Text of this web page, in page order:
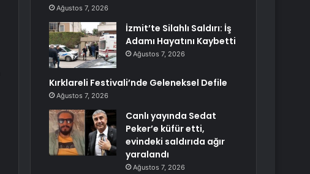
Ağustos 7, 2026
İzmit’te Silahlı Saldırı: İş
Adamı Hayatını Kaybetti
Ağustos 7, 2026
Kırklareli Festivali’nde Geleneksel Defile
Ağustos 7, 2026
Canlı yayında Sedat
Peker’e küfür etti,
evindeki saldırıda ağır
yaralandı
Ağustos 7, 2026